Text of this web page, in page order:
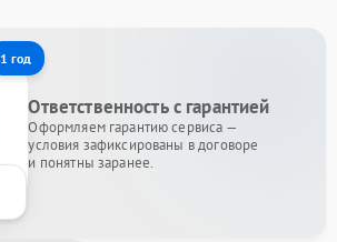
1 год
Ответственность с гарантией
Оформляем гарантию сервиса —
условия зафиксированы в договоре
и понятны заранее.